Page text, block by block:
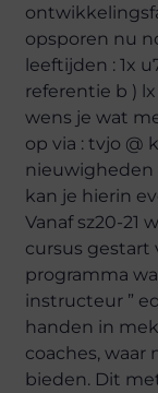
opsporen nu
leeftijden : 1x
referentie b )
wens je wat
op via : tvjo @
nieuwigheden
kan je hierin
Vanaf sz20-21
cursus gestart
programma
instructeur ”
handen in
coaches, waar
bieden. Dit